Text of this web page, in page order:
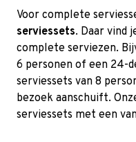
Voor complete
serviessets. Daar vind
complete serviezen.
6 personen of een 24-
serviessets van 8
bezoek aanschuift.
serviessets met een